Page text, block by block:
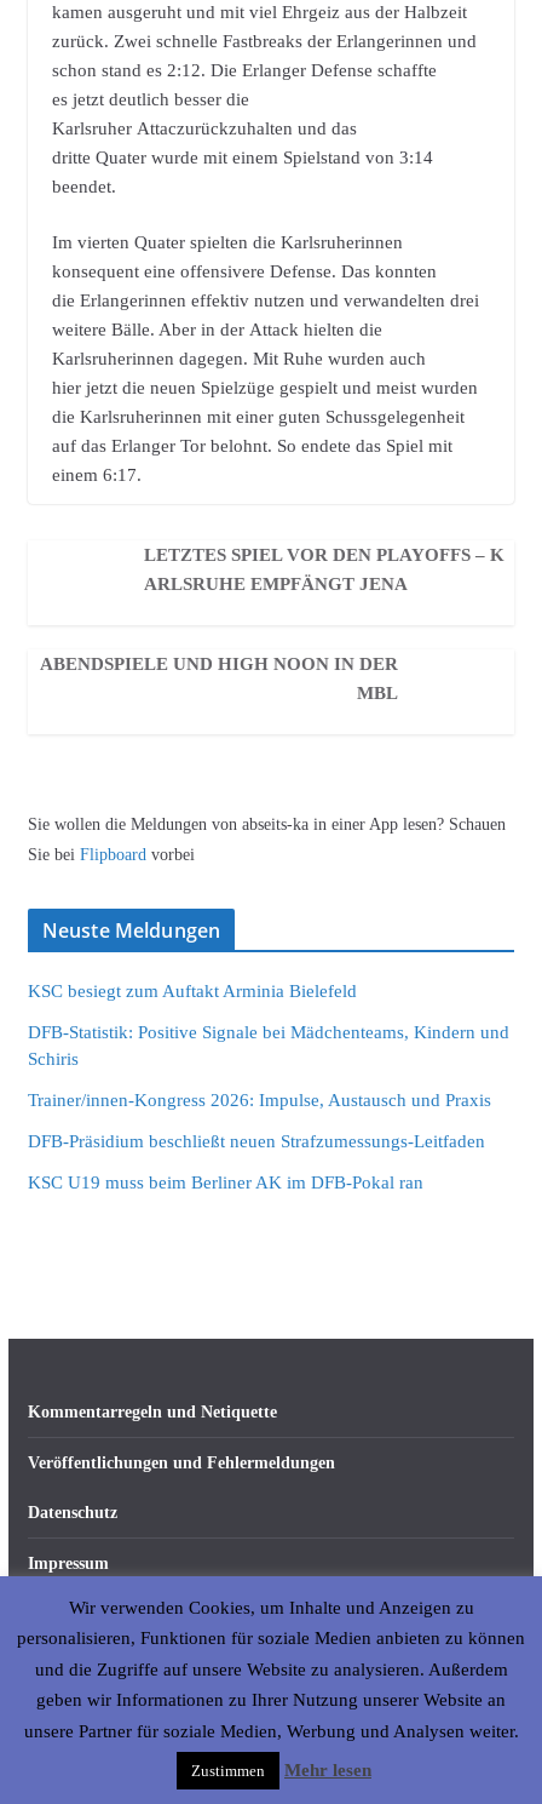
kamen ausgeruht und mit viel Ehrgeiz aus der Halbzeit
zurück. Zwei schnelle Fastbreaks der Erlangerinnen und
schon stand es 2:12. Die Erlanger Defense schaffte
es jetzt deutlich besser die
Karlsruher Attaczurückzuhalten und das
dritte Quater wurde mit einem Spielstand von 3:14
beendet.
Im vierten Quater spielten die Karlsruherinnen
konsequent eine offensivere Defense. Das konnten
die Erlangerinnen effektiv nutzen und verwandelten drei
weitere Bälle. Aber in der Attack hielten die
Karlsruherinnen dagegen. Mit Ruhe wurden auch
hier jetzt die neuen Spielzüge gespielt und meist wurden
die Karlsruherinnen mit einer guten Schussgelegenheit
auf das Erlanger Tor belohnt. So endete das Spiel mit
einem 6:17.
LETZTES SPIEL VOR DEN PLAYOFFS – K
ARLSRUHE EMPFÄNGT JENA
ABENDSPIELE UND HIGH NOON IN DER
MBL
Sie wollen die Meldungen von abseits-ka in einer App lesen? Schauen
Sie bei Flipboard vorbei
Neuste Meldungen
KSC besiegt zum Auftakt Arminia Bielefeld
DFB-Statistik: Positive Signale bei Mädchenteams, Kindern und
Schiris
Trainer/innen-Kongress 2026: Impulse, Austausch und Praxis
DFB-Präsidium beschließt neuen Strafzumessungs-Leitfaden
KSC U19 muss beim Berliner AK im DFB-Pokal ran
Kommentarregeln und Netiquette
Veröffentlichungen und Fehlermeldungen
Datenschutz
Impressum
Über abseits-ka.de
Copyright © 2026abseits-ka. All rights reserved.
Wir verwenden Cookies, um Inhalte und Anzeigen zu
personalisieren, Funktionen für soziale Medien anbieten zu können
und die Zugriffe auf unsere Website zu analysieren. Außerdem
geben wir Informationen zu Ihrer Nutzung unserer Website an
unsere Partner für soziale Medien, Werbung und Analysen weiter.
Zustimmen Mehr lesen